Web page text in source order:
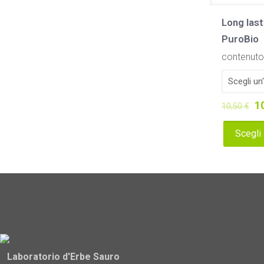
Long
PuroBio
10,50€ Il
Scegli
ha
Laboratorio d'Erbe Sauro